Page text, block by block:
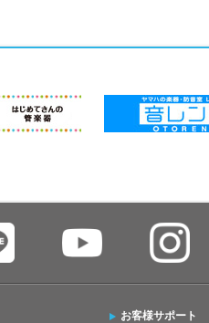
お客様サポート